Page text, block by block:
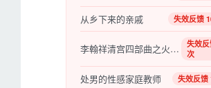
从乡下来的亲戚 失效反馈
李翰祥清宫四部曲之火烧圆明园
失效反
次
处男的性感家庭教师 失效反馈